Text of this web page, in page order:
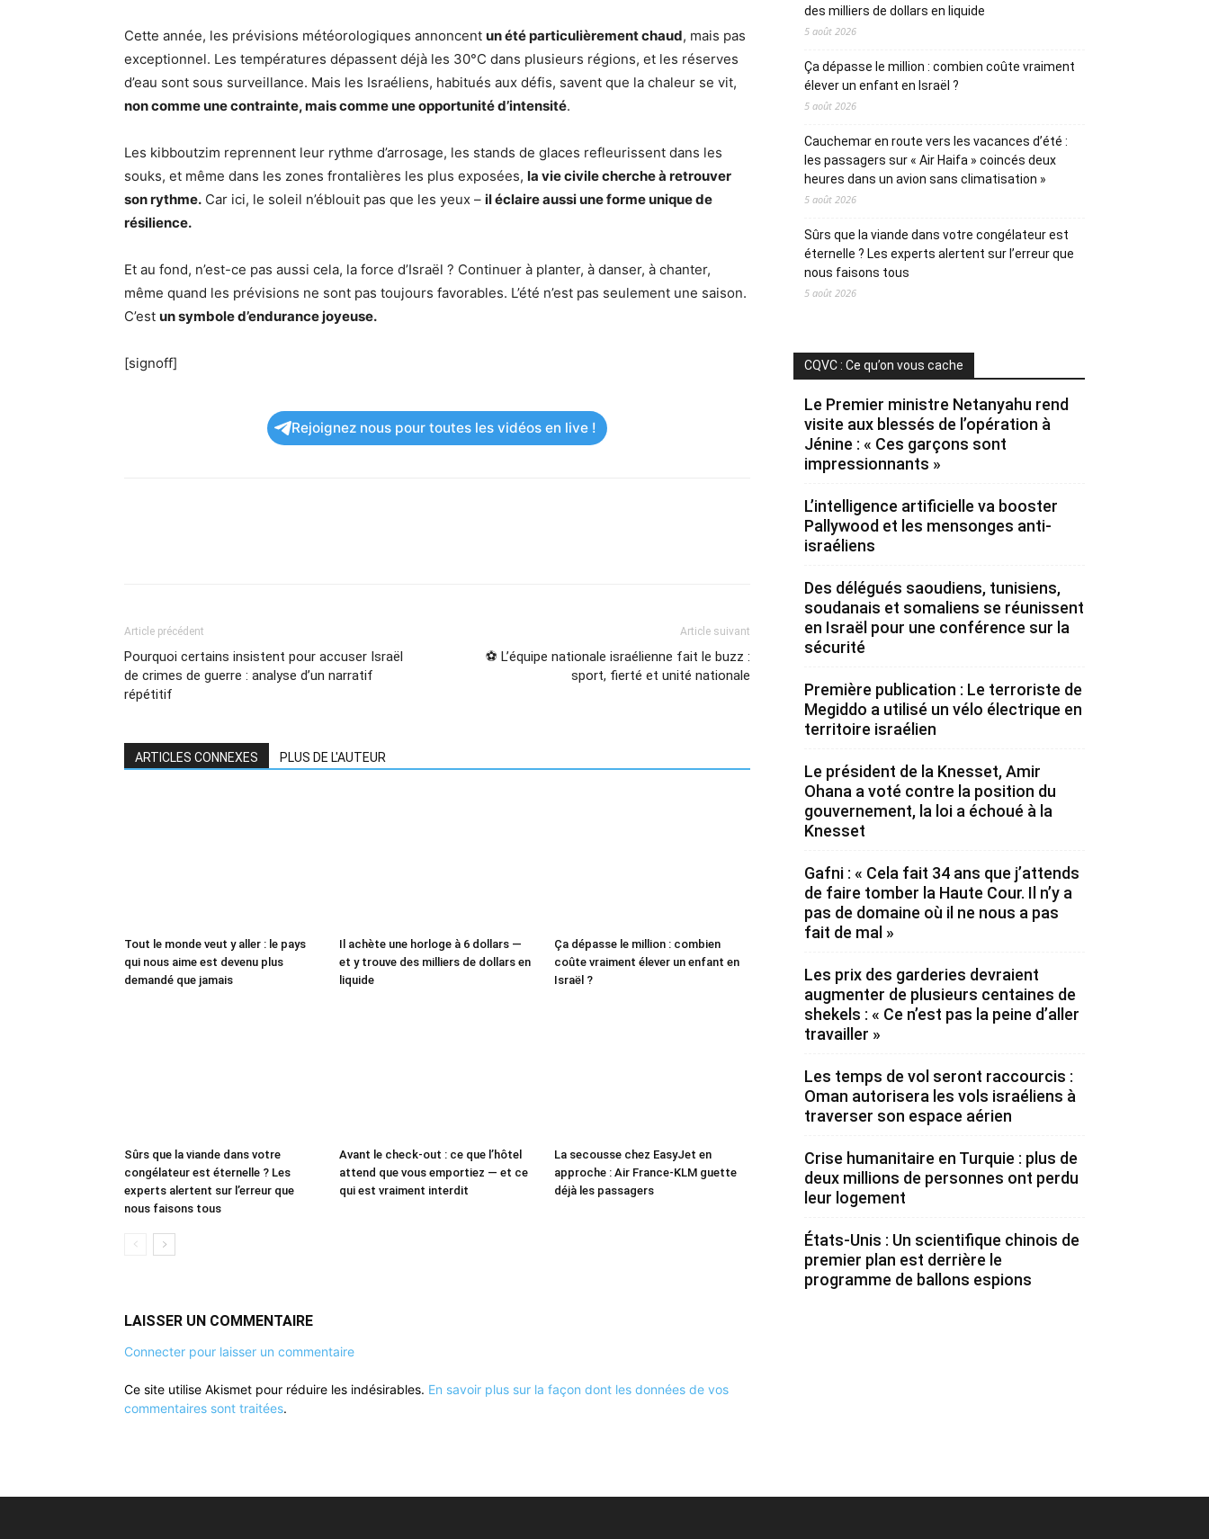
Cette année, les prévisions météorologiques annoncent un été particulièrement chaud, mais pas
exceptionnel. Les températures dépassent déjà les 30°C dans plusieurs régions, et les réserves
d’eau sont sous surveillance. Mais les Israéliens, habitués aux défis, savent que la chaleur se vit,
non comme une contrainte, mais comme une opportunité d’intensité.
Les kibboutzim reprennent leur rythme d’arrosage, les stands de glaces refleurissent dans les
souks, et même dans les zones frontalières les plus exposées, la vie civile cherche à retrouver
son rythme. Car ici, le soleil n’éblouit pas que les yeux – il éclaire aussi une forme unique de
résilience.
Et au fond, n’est-ce pas aussi cela, la force d’Israël ? Continuer à planter, à danser, à chanter,
même quand les prévisions ne sont pas toujours favorables. L’été n’est pas seulement une saison.
C’est un symbole d’endurance joyeuse.
[signoff]
Rejoignez nous pour toutes les vidéos en live !
Article précédent
Pourquoi certains insistent pour accuser Israël
de crimes de guerre : analyse d’un narratif
répétitif
Article suivant
⚽ L’équipe nationale israélienne fait le buzz :
sport, fierté et unité nationale
ARTICLES CONNEXES PLUS DE L'AUTEUR
Tout le monde veut y aller : le pays
qui nous aime est devenu plus
demandé que jamais
Il achète une horloge à 6 dollars —
et y trouve des milliers de dollars en
liquide
Ça dépasse le million : combien
coûte vraiment élever un enfant en
Israël ?
Sûrs que la viande dans votre
congélateur est éternelle ? Les
experts alertent sur l’erreur que
nous faisons tous
Avant le check-out : ce que l’hôtel
attend que vous emportiez — et ce
qui est vraiment interdit
La secousse chez EasyJet en
approche : Air France-KLM guette
déjà les passagers
LAISSER UN COMMENTAIRE
Connecter pour laisser un commentaire
Ce site utilise Akismet pour réduire les indésirables. En savoir plus sur la façon dont les données de vos
commentaires sont traitées.
des milliers de dollars en liquide
5 août 2026
Ça dépasse le million : combien coûte vraiment
élever un enfant en Israël ?
5 août 2026
Cauchemar en route vers les vacances d’été :
les passagers sur « Air Haifa » coincés deux
heures dans un avion sans climatisation »
5 août 2026
Sûrs que la viande dans votre congélateur est
éternelle ? Les experts alertent sur l’erreur que
nous faisons tous
5 août 2026
CQVC : Ce qu’on vous cache
Le Premier ministre Netanyahu rend
visite aux blessés de l’opération à
Jénine : « Ces garçons sont
impressionnants »
L’intelligence artificielle va booster
Pallywood et les mensonges anti-
israéliens
Des délégués saoudiens, tunisiens,
soudanais et somaliens se réunissent
en Israël pour une conférence sur la
sécurité
Première publication : Le terroriste de
Megiddo a utilisé un vélo électrique en
territoire israélien
Le président de la Knesset, Amir
Ohana a voté contre la position du
gouvernement, la loi a échoué à la
Knesset
Gafni : « Cela fait 34 ans que j’attends
de faire tomber la Haute Cour. Il n’y a
pas de domaine où il ne nous a pas
fait de mal »
Les prix des garderies devraient
augmenter de plusieurs centaines de
shekels : « Ce n’est pas la peine d’aller
travailler »
Les temps de vol seront raccourcis :
Oman autorisera les vols israéliens à
traverser son espace aérien
Crise humanitaire en Turquie : plus de
deux millions de personnes ont perdu
leur logement
États-Unis : Un scientifique chinois de
premier plan est derrière le
programme de ballons espions